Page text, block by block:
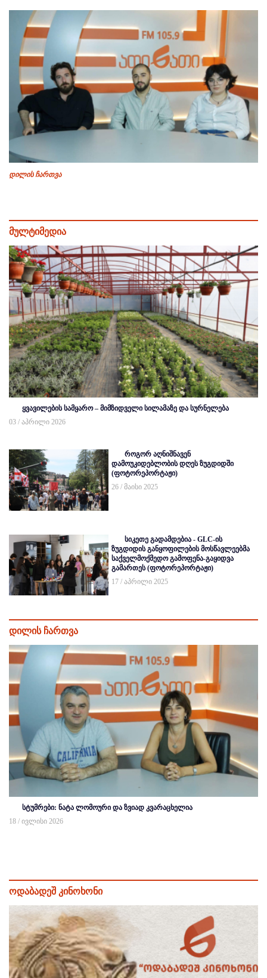
დილის ჩართვა
მულტიმედია
ყვავილების სამყარო – მიმზიდველი სილამაზე და სურნელება
03 / აპრილი 2026
როგორ აღნიშნავენ
დამოუკიდებლობის დღეს ზუგდიდში
(ფოტორეპორტაჟი)
26 / მაისი 2025
სიკეთე გადამდებია - GLC-ის
ზუგდიდის განყოფილების მოსწავლეებმა
საქველმოქმედო გამოფენა-გაყიდვა
გამართეს (ფოტორეპორტაჟი)
17 / აპრილი 2025
დილის ჩართვა
სტუმრები: ნატა ლომოური და ზვიად კვარაცხელია
18 / ივლისი 2026
ოდაბადეშ კინოხონი